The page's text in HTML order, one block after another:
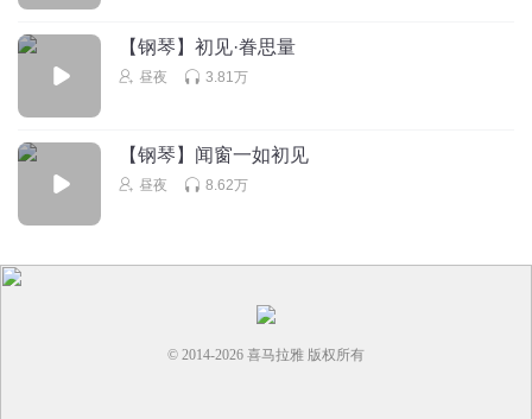
1733771ruin
【钢琴】初见·眷思量
昼夜 3.81万
【钢琴】闻窗一如初见
昼夜 8.62万
© 2014-2026 喜马拉雅 版权所有